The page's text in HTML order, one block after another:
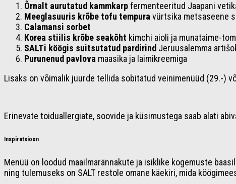
Õrnalt aurutatud kammkarpfermenteeritud Jaapani
Meeglasuuris krõbe tofu tempura vürtsika metsaseene
Calamansi sorbet
Korea stiilis krõbe seakõht kimchi aioli ja munataime-
SALTi köögis suitsutatud pardirind Jeruusalemma
Purunenud pavlova maasika ja laimikreemiga
Lisaks on võimalik juurde tellida sobitatud veinimenüüd (29.-)
Erinevate toiduallergiate, soovide ja küsimustega saab alati
Inspiratsioon
Menüü on loodud maailmarännakute ja isiklike kogemuste
ning tulemuseks on SALT restole omane käekiri, mida